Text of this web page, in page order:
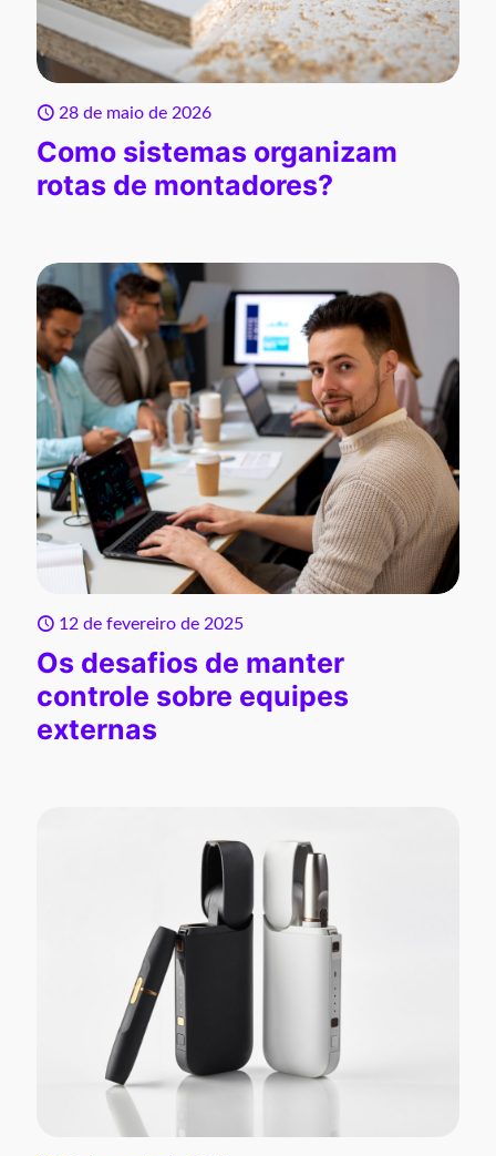
28 de maio de 2026
Como sistemas organizam
rotas de montadores?
12 de fevereiro de 2025
Os desafios de manter
controle sobre equipes
externas